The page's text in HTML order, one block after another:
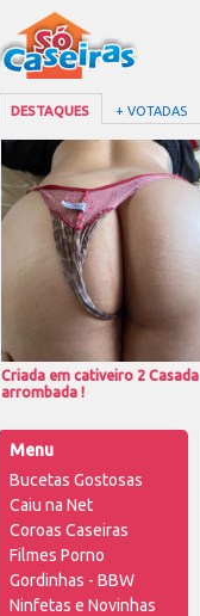
DESTAQUES + VOTADAS
Criada em cativeiro 2 Casada
arrombada !
Menu
Bucetas Gostosas
Caiu na Net
Coroas Caseiras
Filmes Porno
Gordinhas - BBW
Ninfetas e Novinhas